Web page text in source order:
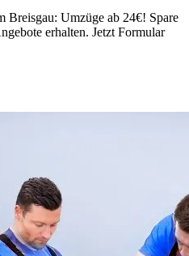
Breisgau: Umzüge ab 24€! Spare
erhalten. Jetzt Formular